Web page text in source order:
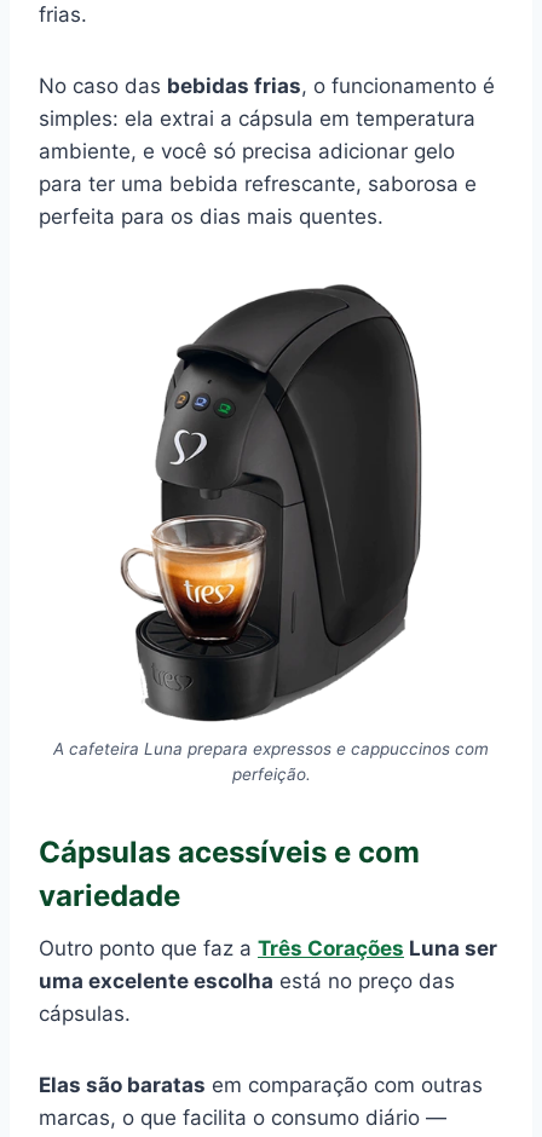
frias.
No caso das bebidas frias, o funcionamento é
simples: ela extrai a cápsula em temperatura
ambiente, e você só precisa adicionar gelo
para ter uma bebida refrescante, saborosa e
perfeita para os dias mais quentes.
A cafeteira Luna prepara expressos e cappuccinos com
perfeição.
Cápsulas acessíveis e com
variedade
Outro ponto que faz a Três Corações Luna ser
uma excelente escolha está no preço das
cápsulas.
Elas são baratas em comparação com outras
marcas, o que facilita o consumo diário —